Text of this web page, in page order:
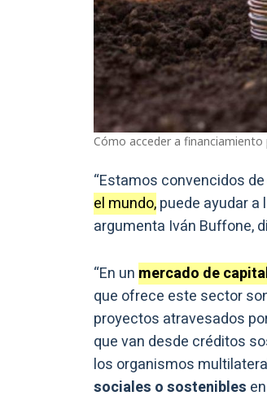
Cómo acceder a
“Estamos convencidos
el mundo,puede ayudar
argumenta Iván Buffone,
“En un mercado de
que ofrece este sector
proyectos atravesados
que van desde créditos
los organismos
sociales o sostenibles